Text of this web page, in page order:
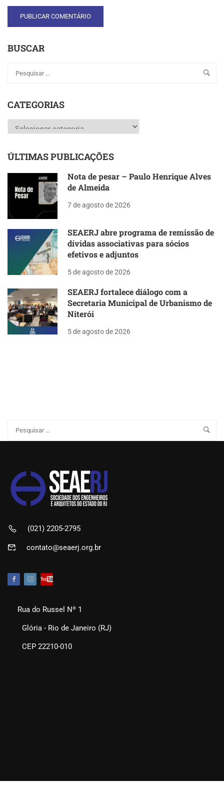
BUSCAR
CATEGORIAS
Categorias
ÚLTIMAS PUBLICAÇÕES
Nota de pesar – Paulo Henrique Alves
de Almeida
7 de agosto de 2026
SEAERJ abre programa de remissão de
dívidas associativas para sócios
efetivos e adjuntos
5 de agosto de 2026
SEAERJ fortalece diálogo com a
Secretaria Municipal de Urbanismo de
Niterói
5 de agosto de 2026
(021) 2205-2795
contato@seaerj.org.br
Rua do Russel Nº 1
Glória - Rio de Janeiro (RJ)
CEP 22210-010